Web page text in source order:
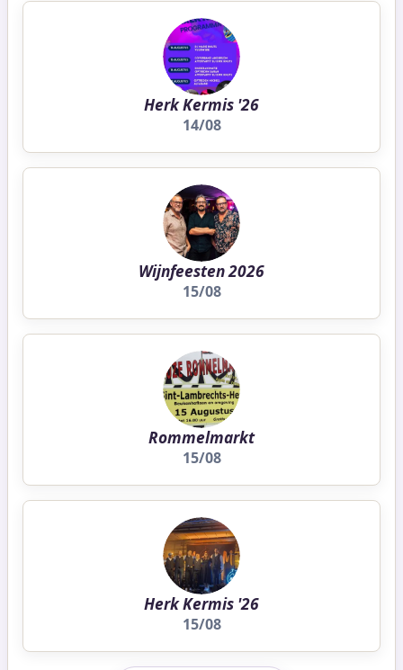
Herk Kermis '26
14/08
Wijnfeesten 2026
15/08
Rommelmarkt
15/08
Herk Kermis '26
15/08